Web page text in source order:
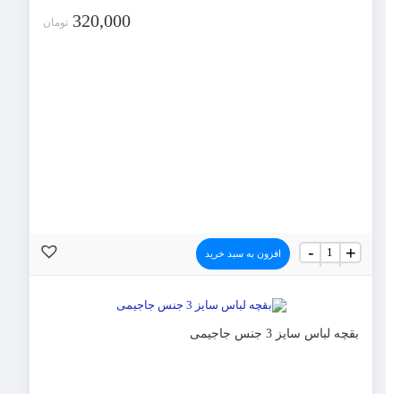
بقچه
لباس
سایز
- افزون به سبد خرید
320,000 تومان
بقچه لباس سایز 3 جنس جاجیمی